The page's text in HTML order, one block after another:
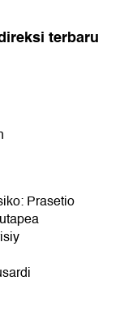
terbaru
Prasetio